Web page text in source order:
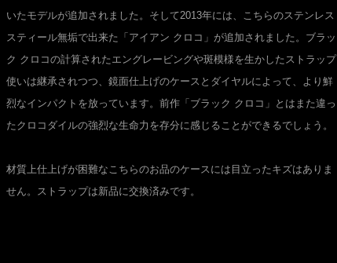
いたモデルが追加されました。そして2013年には、こちらのステンレス
スティール無垢で出来た「アイアン クロコ」が追加されました。ブラッ
ク クロコの計算されたエングレービングや斑模様を生かしたストラップ
使いは継承されつつ、鏡面仕上げのケースとダイヤルによって、より鮮
烈なインパクトを放っています。前作「ブラック クロコ」とはまた違っ
たクロコダイルの強烈な生命力を存分に感じることができるでしょう。
材質上仕上げが困難なこちらのお品のケースには目立ったキズはありま
せん。ストラップは新品に交換済みです。